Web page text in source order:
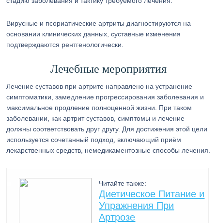
Вирусные и псориатические артриты диагностируются на
основании клинических данных, суставные изменения
подтверждаются рентгенологически.
Лечебные мероприятия
Лечение суставов при артрите направлено на устранение
симптоматики, замедление прогрессирования заболевания и
максимальное продление полноценной жизни. При таком
заболевании, как артрит суставов, симптомы и лечение
должны соответствовать друг другу. Для достижения этой цели
используется сочетанный подход, включающий приём
лекарственных средств, немедикаментозные способы лечения.
Читайте также:
Диетическое Питание и
Упражнения При
Артрозе